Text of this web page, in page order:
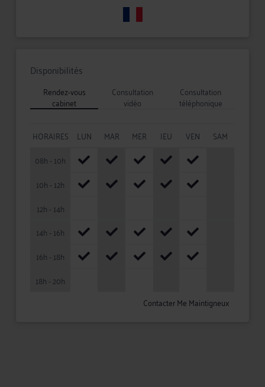
Disponibilités
Rendez-vous
cabinet
Consultation
vidéo
Consultation
téléphonique
HORAIRES LUN MAR MER JEU VEN
SAM
08h - 10h
10h - 12h
12h - 14h
14h - 16h
16h - 18h
18h - 20h
Contacter Me Maintigneux